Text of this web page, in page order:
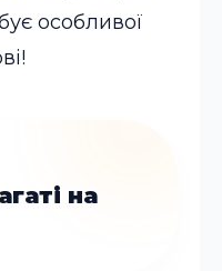
особливої
на